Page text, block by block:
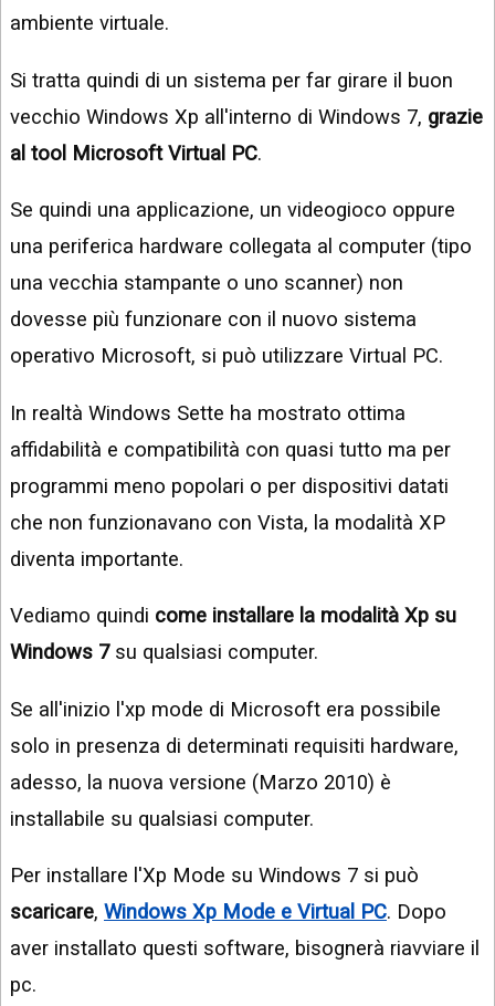
ambiente virtuale.
Si tratta quindi di un sistema per far girare il buon
vecchio Windows Xp all'interno di Windows 7, grazie
al tool Microsoft Virtual PC.
Se quindi una applicazione, un videogioco oppure
una periferica hardware collegata al computer (tipo
una vecchia stampante o uno scanner) non
dovesse più funzionare con il nuovo sistema
operativo Microsoft, si può utilizzare Virtual PC.
In realtà Windows Sette ha mostrato ottima
affidabilità e compatibilità con quasi tutto ma per
programmi meno popolari o per dispositivi datati
che non funzionavano con Vista, la modalità XP
diventa importante.
Vediamo quindi come installare la modalità Xp su
Windows 7su qualsiasi computer.
Se all'inizio l'xp mode di Microsoft era possibile
solo in presenza di determinati requisiti hardware,
adesso, la nuova versione (Marzo 2010) è
installabile su qualsiasi computer.
Per installare l'Xp Mode su Windows 7 si può
scaricare, Windows Xp Mode e Virtual PC. Dopo
aver installato questi software, bisognerà riavviare il
pc.